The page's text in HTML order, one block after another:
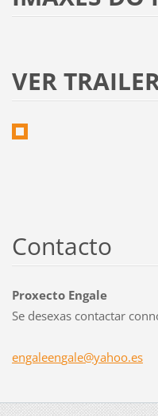
VER
Contacto
Proxecto Engale
Se desexas contactar
engaleengale@yahoo.es